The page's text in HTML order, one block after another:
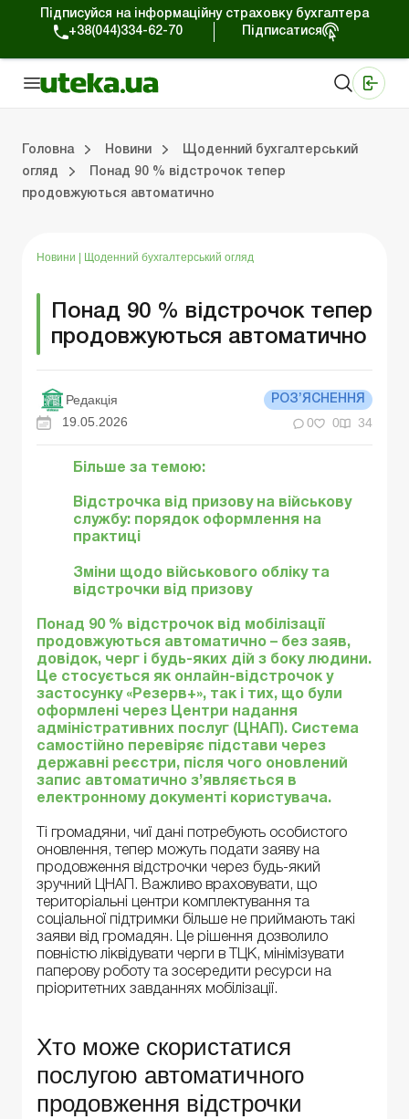
Підписуйся на інформаційну страховку бухгалтера
+38(044)334-62-70
Підписатися
Головна Новини
Щоденний бухгалтерський
огляд
Понад 90 % відстрочок тепер
продовжуються автоматично
Новини Щоденний бухгалтерський огляд
Понад 90 % відстрочок тепер
продовжуються автоматично
Редакція РОЗ’ЯСНЕННЯ
19.05.2026 0 0 34
Більше за темою:
Відстрочка від призову на військову
службу: порядок оформлення на
практиці
Зміни щодо військового обліку та
відстрочки від призову
Понад 90 % відстрочок від мобілізації
продовжуються автоматично – без заяв,
довідок, черг і будь-яких дій з боку людини.
Це стосується як онлайн-відстрочок у
застосунку «Резерв+», так і тих, що були
оформлені через Центри надання
адміністративних послуг (ЦНАП). Система
самостійно перевіряє підстави через
державні реєстри, після чого оновлений
запис автоматично з’являється в
електронному документі користувача.
Ті громадяни, чиї дані потребують особистого
оновлення, тепер можуть подати заяву на
продовження відстрочки через будь-який
зручний ЦНАП. Важливо враховувати, що
територіальні центри комплектування та
соціальної підтримки більше не приймають такі
заяви від громадян. Це рішення дозволило
повністю ліквідувати черги в ТЦК, мінімізувати
паперову роботу та зосередити ресурси на
пріоритетних завданнях мобілізації.
Хто може скористатися
послугою автоматичного
продовження відстрочки